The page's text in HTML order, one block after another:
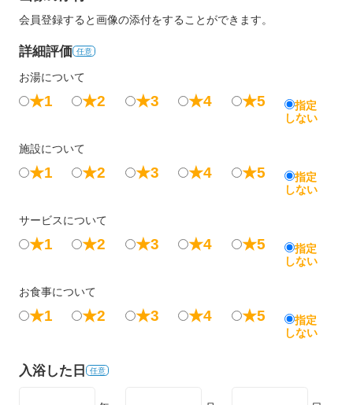
会員登録すると画像の添付をすることができます。
詳細評価 任意
お湯について
★1 ★2 ★3 ★4 ★5
指定
しない
施設について
★1 ★2 ★3 ★4 ★5
指定
しない
サービスについて
★1 ★2 ★3 ★4 ★5
指定
しない
お食事について
★1 ★2 ★3 ★4 ★5
指定
しない
入浴した日 任意